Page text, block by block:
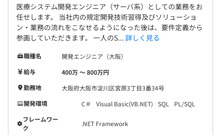
医療システム開発エンジニア（サーバ系）としての業務をお
任せします。 当社内の規定開発技術習得及びソリューショ
ン・業務の流れをこなせるようになった後は、要件定義から
参画していただきます。 一人のS... 詳しく見る
職種名
開発エンジニア（大阪）
給与
400万 〜 800万円
勤務地
大阪府大阪市淀川区宮原3丁目3番34号
開発環境
C＃ Visual Basic(VB.NET) SQL
PL/SQL
フレームワー
ク
.NET Framework